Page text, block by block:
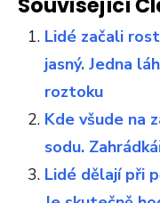
Lidé začali
jasný. Jedna
roztoku
Kde všude na
sodu.
Lidé dělají při